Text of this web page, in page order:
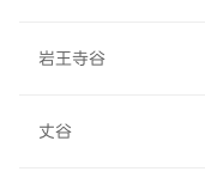
岩王寺谷
丈谷